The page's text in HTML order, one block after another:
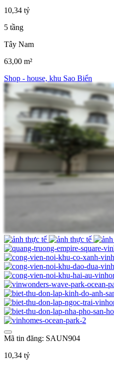
10,34 tỷ
5 tầng
Tây Nam
63,00 m²
Shop - house, khu Sao Biển
Mã tin đăng: SAUN904
10,34 tỷ